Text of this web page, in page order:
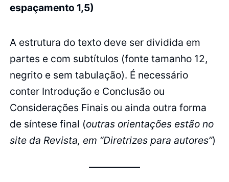
espaçamento 1,5)
A estrutura do texto deve ser dividida em
partes e com subtítulos (fonte tamanho 12,
negrito e sem tabulação). É necessário
conter Introdução e Conclusão ou
Considerações Finais ou ainda outra forma
de síntese final (outras orientações estão no
site da Revista, em “Diretrizes para autores”)